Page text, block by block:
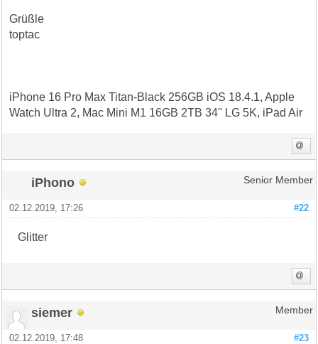
Grüßle
toptac
iPhone 16 Pro Max Titan-Black 256GB iOS 18.4.1, Apple
Watch Ultra 2, Mac Mini M1 16GB 2TB 34" LG 5K, iPad Air
iPhono Senior Member
#22
02.12.2019, 17:26
Glitter
siemer Member
#23
02.12.2019, 17:48